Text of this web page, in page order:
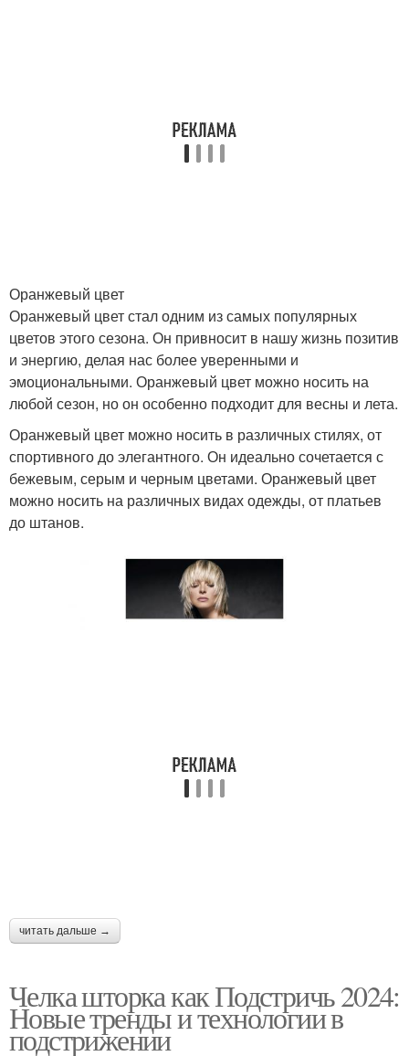
Оранжевый цвет
Оранжевый цвет стал одним из самых популярных
цветов этого сезона. Он привносит в нашу жизнь позитив
и энергию, делая нас более уверенными и
эмоциональными. Оранжевый цвет можно носить на
любой сезон, но он особенно подходит для весны и лета.
Оранжевый цвет можно носить в различных стилях, от
спортивного до элегантного. Он идеально сочетается с
бежевым, серым и черным цветами. Оранжевый цвет
можно носить на различных видах одежды, от платьев
до штанов.
читать дальше →
Челка шторка как Подстричь 2024:
Новые тренды и технологии в
подстрижении